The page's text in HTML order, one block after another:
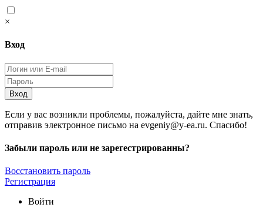
×
Вход
Вход
Если у вас возникли проблемы, пожалуйста, дайте мне знать,
отправив электронное письмо на evgeniy@y-ea.ru. Спасибо!
Забыли пароль или не зарегестрированны?
Восстановить пароль
Регистрация
Войти